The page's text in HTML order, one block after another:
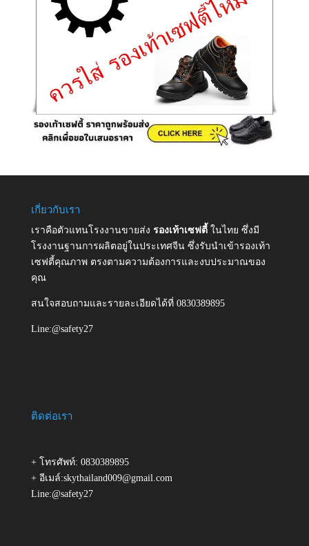
เกี่ยวกับเรา
เราคือตัวแทนโรงงานขายส่ง รองเท้าเซฟตี้ ในไทย ซึ่งมี
โรงงานฐานการผลิตอยู่ในประเทศจีน ซึ่งรับนำเข้ารองเท้า
เซฟตี้คุณภาพ ตรงตามความต้องการและงบประมาณของ
คุณ
สนใจสอบถามและรายละเอียดได้ที่ 0830389895
Line:@safety27
ติดต่อเรา
+ โทรศัพท์: 0830389895
+ อีเมล์:skythailand009@gmail.com
Line:@safety27